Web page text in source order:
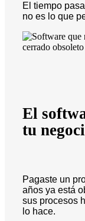
El tiempo
no es lo que
El
tu
Pagaste un
años ya está
sus procesos
lo hace.